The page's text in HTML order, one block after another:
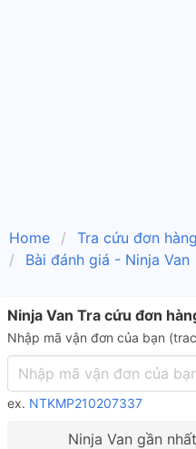
Home
Tra cứu đơn
Bài đánh giá - Ninja Van
Ninja Van Tra cứu đơn
Nhập mã vận đơn của bạn
ex. NTKMP210207337
Ninja Van gần